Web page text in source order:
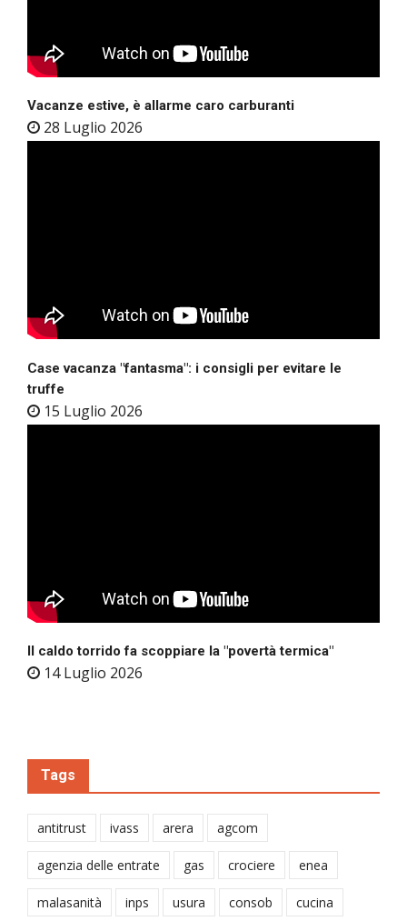
Vacanze estive, è allarme caro carburanti
28 Luglio 2026
Case vacanza "fantasma": i consigli per evitare le
truffe
15 Luglio 2026
Il caldo torrido fa scoppiare la "povertà termica"
14 Luglio 2026
Tags
antitrust ivass arera agcom
agenzia delle entrate gas crociere enea
malasanità inps usura consob cucina